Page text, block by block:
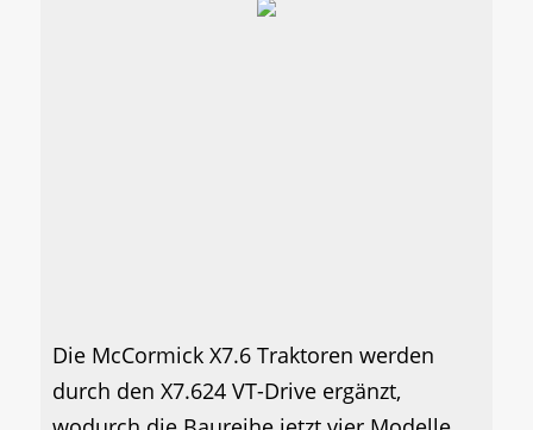
Die McCormick X7.6 Traktoren werden
durch den X7.624 VT-Drive ergänzt,